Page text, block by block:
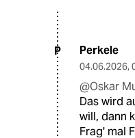
P Perkele
04.06.2026,
@Oskar
Das wird
will, dann
Frag' mal